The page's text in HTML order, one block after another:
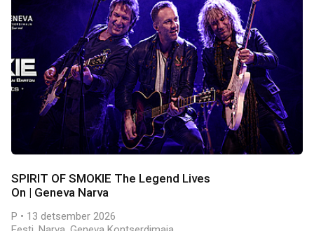
SPIRIT OF SMOKIE The Legend Lives
On | Geneva Narva
P • 13 detsember 2026